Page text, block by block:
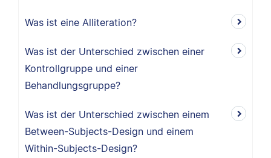
Was ist eine Alliteration?
Was ist der Unterschied zwischen einer
Kontrollgruppe und einer
Behandlungsgruppe?
Was ist der Unterschied zwischen einem
Between-Subjects-Design und einem
Within-Subjects-Design?